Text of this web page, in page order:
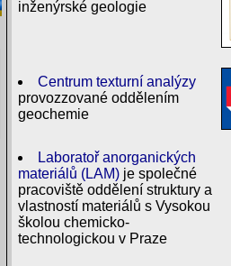
inženýrské geologie
Centrum texturní analýzy
provozzované oddělením
geochemie
Laboratoř anorganických
materiálů (LAM) je společné
pracoviště oddělení struktury a
vlastností materiálů s Vysokou
školou chemicko-
technologickou v Praze